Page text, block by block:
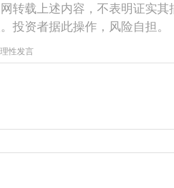
转载上述内容，不表明证实
投资者据此操作，风险自担。
性发言